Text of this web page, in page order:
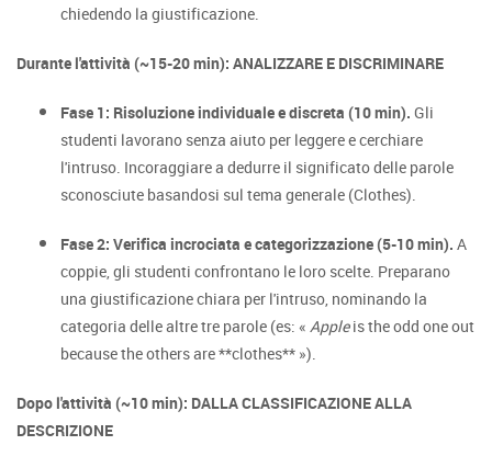
chiedendo la giustificazione.
Durante l'attività (~15-20 min): ANALIZZARE E DISCRIMINARE
Fase 1: Risoluzione individuale e discreta (10 min). Gli
studenti lavorano senza aiuto per leggere e cerchiare
l'intruso. Incoraggiare a dedurre il significato delle parole
sconosciute basandosi sul tema generale (Clothes).
Fase 2: Verifica incrociata e categorizzazione (5-10 min). A
coppie, gli studenti confrontano le loro scelte. Preparano
una giustificazione chiara per l'intruso, nominando la
categoria delle altre tre parole (es: « Appleis the odd one out
because the others are **clothes** »).
Dopo l'attività (~10 min): DALLA CLASSIFICAZIONE ALLA
DESCRIZIONE